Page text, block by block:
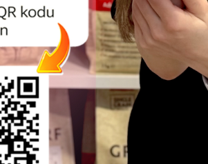
( Отзывы)